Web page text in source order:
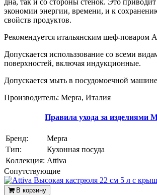
экономии энергии, времени, и к
свойств продуктов.
Рекомендуется итальянским шеф-поваром
Допускается использзование со всеми
поверхностей, включая индукционные.
Допускается мыть в посудомоечной
Производитель: Mepra, Италия
Правила ухода за изделиями
Бренд:
Mepra
Тип:
Кухонная посуда
Коллекция: Attiva
Cопутствующие
В корзину